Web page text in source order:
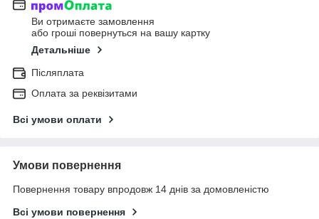
Ви отримаєте замовлення
або гроші повернуться на вашу картку
Детальніше
Післяплата
Оплата за реквізитами
Всі умови оплати
Умови повернення
Повернення товару впродовж 14 днів за домовленістю
Всі умови повернення